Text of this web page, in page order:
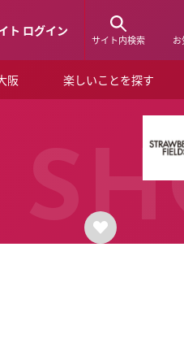
ト ログイン
サイト内検索 お
阪 楽しいことを探す
ショップニュース
ルクアスタイル
デジタルブック